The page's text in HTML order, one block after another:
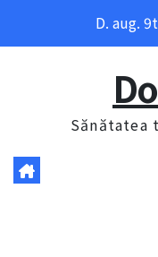
D. aug.
Sănătatea